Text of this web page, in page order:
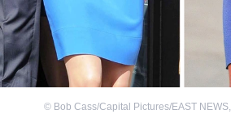
© Bob Cass/Capital Pictures/EAST NEWS,